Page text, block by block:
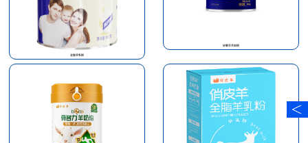
全脂羊乳粉
好眠羊羊奶粉